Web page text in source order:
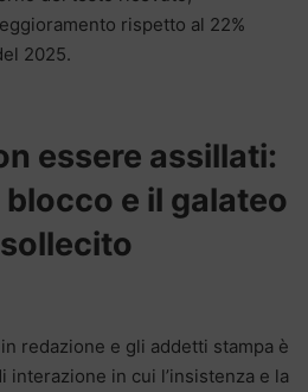
rispetto al 22%
2025.
essere assillati:
e il galateo
redazione e gli addetti stampa è
interazione in cui l’insistenza e la